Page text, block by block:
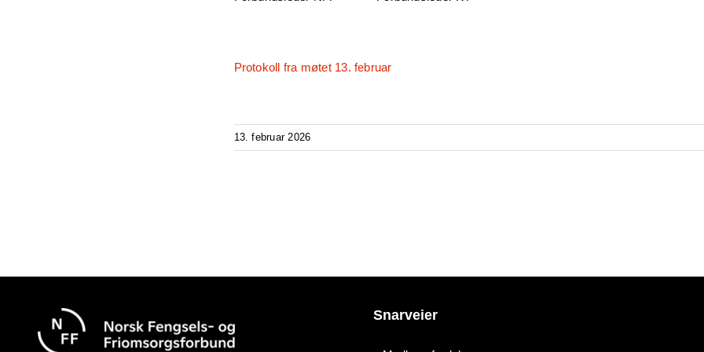
Protokoll fra møtet 13. februar
13. februar 2026
Snarveier